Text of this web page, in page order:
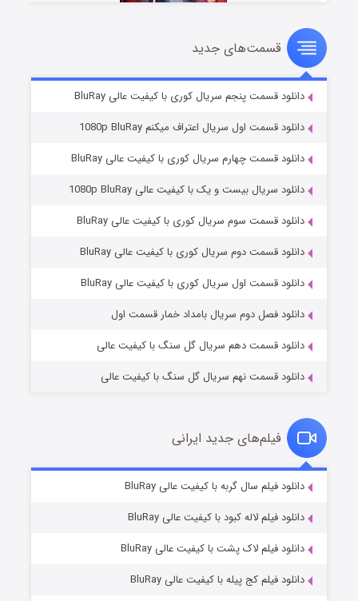
سریال زشت
قسمت۲ (زیرنویس) منتشر شد
مردگان متحرک: شهر مرده ۳
قسمت۲ (زیرنویس) منتشر شد
قسمت۷ (زیرنویس) منتشر شد
قسمت‌های جدید
دانلود قسمت پنجم سریال کوری با کیفیت عالی BluRay
دانلود قسمت اول سریال اعتراف میکنم 1080p BluRay
دانلود قسمت چهارم سریال کوری با کیفیت عالی BluRay
دانلود سریال بیست و یک با کیفیت عالی 1080p BluRay
دانلود قسمت سوم سریال کوری با کیفیت عالی BluRay
دانلود قسمت دوم سریال کوری با کیفیت عالی BluRay
دانلود قسمت اول سریال کوری با کیفیت عالی BluRay
دانلود فصل دوم سریال بامداد خمار قسمت اول
دانلود قسمت دهم سریال گل سنگ با کیفیت عالی
دانلود قسمت نهم سریال گل سنگ با کیفیت عالی
فیلم‌های جدید ایرانی
دانلود فیلم سال گربه با کیفیت عالی BluRay
دانلود فیلم لاله کبود با کیفیت عالی BluRay
دانلود فیلم لاک پشت با کیفیت عالی BluRay
دانلود فیلم کج‌ پیله با کیفیت عالی BluRay